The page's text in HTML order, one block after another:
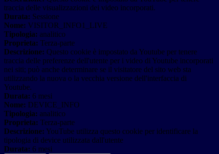
traccia delle visualizzazioni dei video incorporati.
Durata: Sessione
Nome: VISITOR_INFO1_LIVE
Tipologia: analitico
Proprieta: Terza-parte
Descrizione: Questo cookie è impostato da Youtube per tenere
traccia delle preferenze dell'utente per i video di Youtube incorporati
nei siti; può anche determinare se il visitatore del sito web sta
utilizzando la nuova o la vecchia versione dell'interfaccia di
Youtube.
Durata: 6 mesi
Nome: DEVICE_INFO
Tipologia: analitico
Proprieta: Terza-parte
Descrizione: YouTube utilizza questo cookie per identificare la
tipologia di device utilizzata dall'utente
Durata: 6 mesi